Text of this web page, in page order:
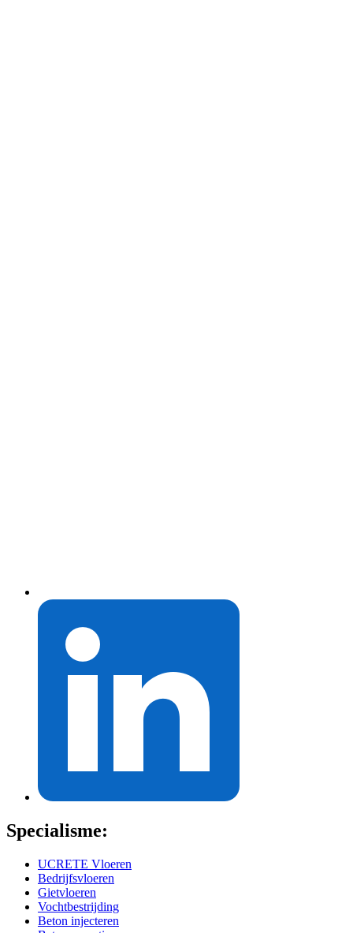
Specialisme:
UCRETE Vloeren
Bedrijfsvloeren
Gietvloeren
Vochtbestrijding
Beton injecteren